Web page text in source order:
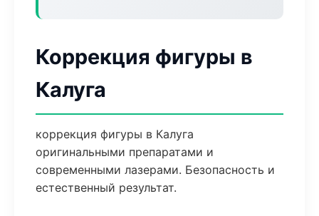
Коррекция фигуры в
Калуга
коррекция фигуры в Калуга
оригинальными препаратами и
современными лазерами. Безопасность и
естественный результат.